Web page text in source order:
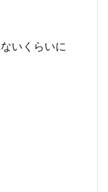
いくらいに